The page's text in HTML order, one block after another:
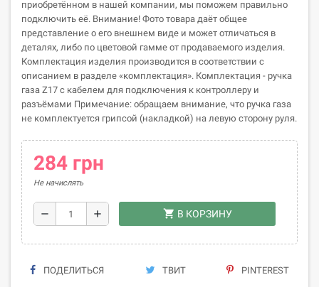
приобретённом в нашей компании, мы поможем правильно
подключить её. Внимание! Фото товара даёт общее
представление о его внешнем виде и может отличаться в
деталях, либо по цветовой гамме от продаваемого изделия.
Комплектация изделия производится в соответствии с
описанием в разделе «комплектация». Комплектация - ручка
газа Z17 с кабелем для подключения к контроллеру и
разъёмами Примечание: обращаем внимание, что ручка газа
не комплектуется грипсой (накладкой) на левую сторону руля.
284 грн
Не начислять
remove add shopping_cart В КОРЗИНУ
ПОДЕЛИТЬСЯ ТВИТ PINTEREST